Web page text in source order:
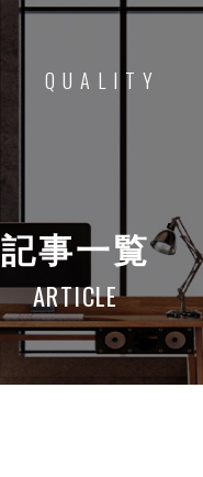
QUALITY
記事一覧
ARTICLE